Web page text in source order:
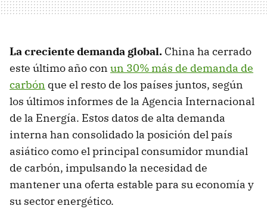
La creciente demanda global. China ha cerrado
este último año con un 30% más de demanda de
carbón que el resto de los países juntos, según
los últimos informes de la Agencia Internacional
de la Energía. Estos datos de alta demanda
interna han consolidado la posición del país
asiático como el principal consumidor mundial
de carbón, impulsando la necesidad de
mantener una oferta estable para su economía y
su sector energético.